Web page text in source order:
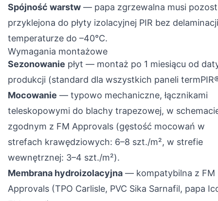
Spójność warstw — papa zgrzewalna musi
przyklejona do płyty izolacyjnej PIR bez
temperaturze do –40°C.
Wymagania montażowe
Sezonowanie płyt — montaż po 1 miesiącu od
produkcji (standard dla wszystkich paneli
Mocowanie — typowo mechaniczne, łącznikami
teleskopowymi do blachy trapezowej, w
zgodnym z FM Approvals (gęstość mocowań w
strefach krawędziowych: 6–8 szt./m², w strefie
wewnętrznej: 3–4 szt./m²).
Membrana hydroizolacyjna — kompatybilna z FM
Approvals (TPO Carlisle, PVC Sika Sarnafil, papa